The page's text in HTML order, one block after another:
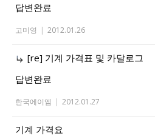
답변완료
고미영 | 2012.01.26
[re] 기계 가격표 및 카달로그
답변완료
한국에이엠 | 2012.01.27
기계 가격요